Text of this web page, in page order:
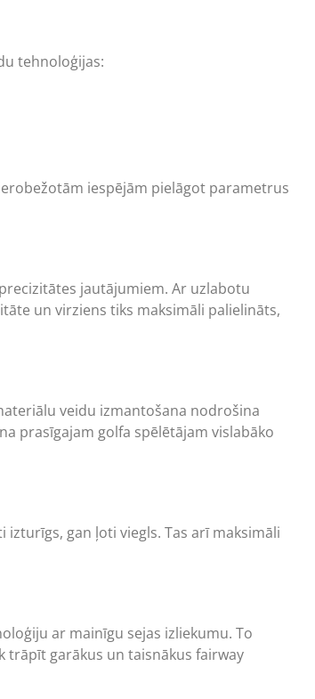
tehnoloģijas:
iespējām pielāgot parametrus
jautājumiem. Ar uzlabotu
un virziens tiks maksimāli palielināts,
veidu izmantošana nodrošina
prasīgajam golfa spēlētājam vislabāko
izturīgs, gan ļoti viegls. Tas arī maksimāli
ar mainīgu sejas izliekumu. To
garākus un taisnākus fairway